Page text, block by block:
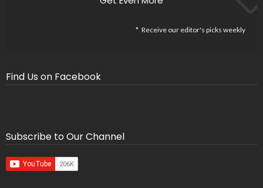
Receive our editor's picks weekly
Find Us on Facebook
Subscribe to Our Channel